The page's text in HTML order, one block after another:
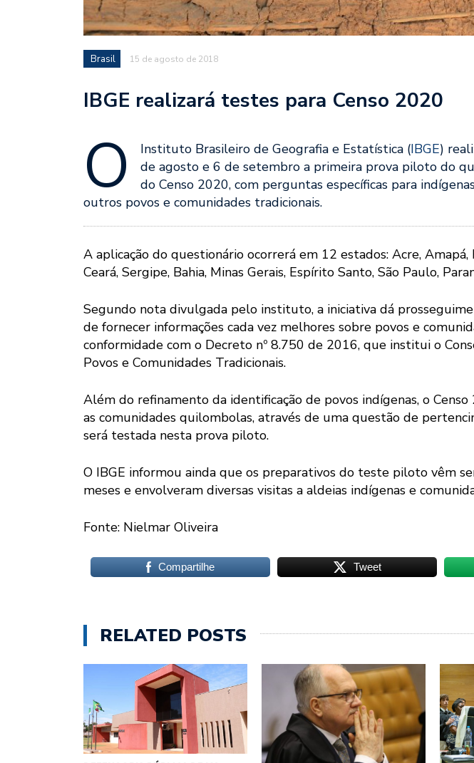
Brasil 15 de agosto de 2018
IBGE realizará testes para Censo 2020
O Instituto Brasileiro de Geografia e Estatística (IBGE)
de agosto e 6 de setembro a primeira prova piloto do
do Censo 2020, com perguntas específicas para
outros povos e comunidades tradicionais.
A aplicação do questionário ocorrerá em 12 estados: Acre, Amapá,
Ceará, Sergipe, Bahia, Minas Gerais, Espírito Santo, São Paulo,
Segundo nota divulgada pelo instituto, a iniciativa dá
de fornecer informações cada vez melhores sobre povos e
conformidade com o Decreto nº 8.750 de 2016, que institui o
Povos e Comunidades Tradicionais.
Além do refinamento da identificação de povos indígenas, o
as comunidades quilombolas, através de uma questão de
será testada nesta prova piloto.
O IBGE informou ainda que os preparativos do teste piloto vêm
meses e envolveram diversas visitas a aldeias indígenas e
Fonte: Nielmar Oliveira
Compartilhe Tweet
RELATED POSTS